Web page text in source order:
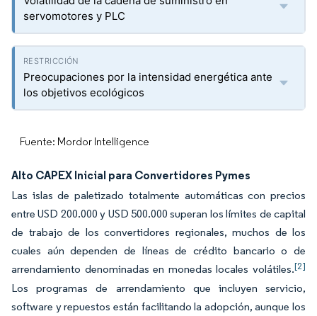
servomotores y PLC
Preocupaciones por la intensidad energética ante
los objetivos ecológicos
Fuente: Mordor Intelligence
Alto CAPEX Inicial para Convertidores Pymes
Las islas de paletizado totalmente automáticas con precios
entre USD 200.000 y USD 500.000 superan los límites de capital
de trabajo de los convertidores regionales, muchos de los
cuales aún dependen de líneas de crédito bancario o de
arrendamiento denominadas en monedas locales volátiles.[2]
Los programas de arrendamiento que incluyen servicio,
software y repuestos están facilitando la adopción, aunque los